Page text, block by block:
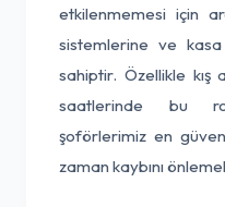
etkilenmemesi için
sistemlerine ve
sahiptir. Özellikle
saatlerinde bu
şoförlerimiz en
zaman kaybını